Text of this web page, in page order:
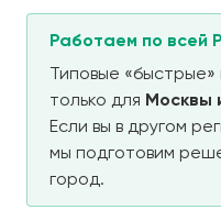
Работаем по всей
Типовые
только для Москвы
Если вы в другом
мы подготовим
город.